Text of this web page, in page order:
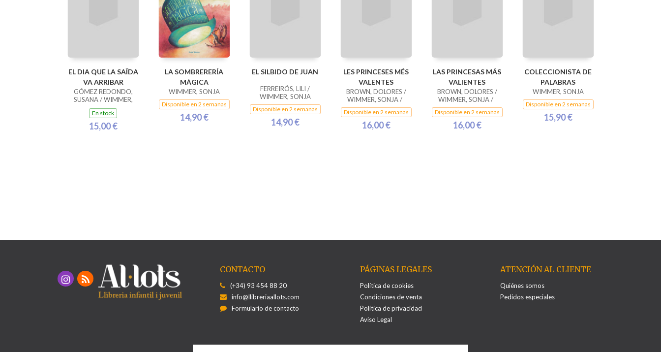
EL DIA QUE LA SAÏDA
VA ARRIBAR
GÓMEZ REDONDO,
SUSANA / WIMMER,
SONJA
En stock
15,00 €
LA SOMBRERERÍA
MÁGICA
WIMMER, SONJA
Disponible en 2 semanas
14,90 €
EL SILBIDO DE JUAN
FERREIRÓS, LILI /
WIMMER, SONJA
Disponible en 2 semanas
14,90 €
LES PRINCESES MÉS
VALENTES
BROWN, DOLORES /
WIMMER, SONJA /
Disponible en 2 semanas
16,00 €
LAS PRINCESAS MÁS
VALIENTES
BROWN, DOLORES /
WIMMER, SONJA /
Disponible en 2 semanas
16,00 €
COLECCIONISTA DE
PALABRAS
WIMMER, SONJA
Disponible en 2 semanas
15,90 €
CONTACTO
(+34) 93 454 88 20
info@llibreriaallots.com
Formulario de contacto
PÁGINAS LEGALES
Política de cookies
Condiciones de venta
Política de privacidad
Aviso Legal
ATENCIÓN AL CLIENTE
Quiénes somos
Pedidos especiales